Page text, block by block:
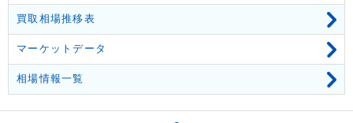
買取相場推移表
マーケットデータ
相場情報一覧